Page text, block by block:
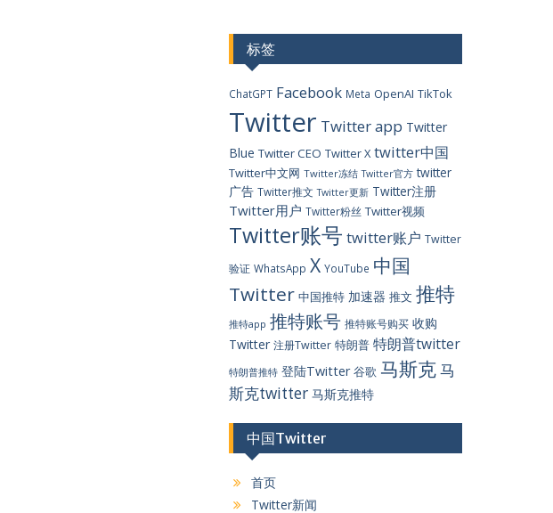
标签
ChatGPT Facebook Meta OpenAI TikTok
Twitter Twitter app Twitter
Blue Twitter CEO Twitter X twitter中国
Twitter中文网 Twitter冻结 Twitter官方 twitter
广告 Twitter推文 Twitter更新 Twitter注册
Twitter用户 Twitter粉丝 Twitter视频
Twitter账号 twitter账户 Twitter
验证 WhatsApp X YouTube 中国
Twitter 中国推特 加速器 推文 推特
推特app 推特账号 推特账号购买 收购
Twitter 注册Twitter 特朗普 特朗普twitter
特朗普推特 登陆Twitter 谷歌 马斯克马
斯克twitter 马斯克推特
中国Twitter
首页
Twitter新闻